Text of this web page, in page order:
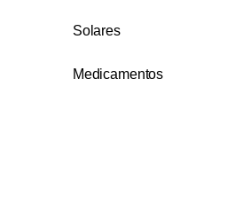
Solares
Medicamentos